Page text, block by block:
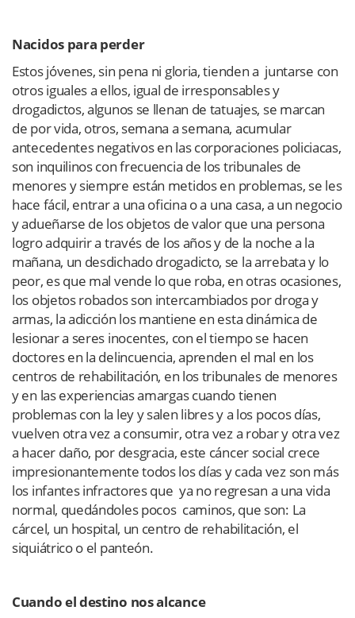
Nacidos para perder
Estos jóvenes, sin pena ni gloria, tienden a juntarse con
otros iguales a ellos, igual de irresponsables y
drogadictos, algunos se llenan de tatuajes, se marcan
de por vida, otros, semana a semana, acumular
antecedentes negativos en las corporaciones policiacas,
son inquilinos con frecuencia de los tribunales de
menores y siempre están metidos en problemas, se les
hace fácil, entrar a una oficina o a una casa, a un negocio
y adueñarse de los objetos de valor que una persona
logro adquirir a través de los años y de la noche a la
mañana, un desdichado drogadicto, se la arrebata y lo
peor, es que mal vende lo que roba, en otras ocasiones,
los objetos robados son intercambiados por droga y
armas, la adicción los mantiene en esta dinámica de
lesionar a seres inocentes, con el tiempo se hacen
doctores en la delincuencia, aprenden el mal en los
centros de rehabilitación, en los tribunales de menores
y en las experiencias amargas cuando tienen
problemas con la ley y salen libres y a los pocos días,
vuelven otra vez a consumir, otra vez a robar y otra vez
a hacer daño, por desgracia, este cáncer social crece
impresionantemente todos los días y cada vez son más
los infantes infractores que ya no regresan a una vida
normal, quedándoles pocos caminos, que son: La
cárcel, un hospital, un centro de rehabilitación, el
siquiátrico o el panteón.
Cuando el destino nos alcance